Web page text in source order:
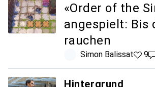
«Order of the
angespielt: Bis
rauchen
Simon Balissat9 93
Hintergrund